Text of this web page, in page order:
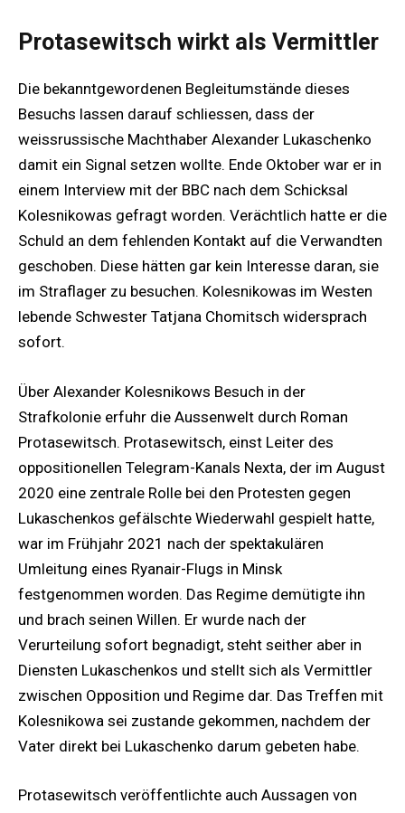
Protasewitsch wirkt als Vermittler
Die bekanntgewordenen Begleitumstände dieses
Besuchs lassen darauf schliessen, dass der
weissrussische Machthaber Alexander Lukaschenko
damit ein Signal setzen wollte. Ende Oktober war er in
einem Interview mit der BBC nach dem Schicksal
Kolesnikowas gefragt worden. Verächtlich hatte er die
Schuld an dem fehlenden Kontakt auf die Verwandten
geschoben. Diese hätten gar kein Interesse daran, sie
im Straflager zu besuchen. Kolesnikowas im Westen
lebende Schwester Tatjana Chomitsch widersprach
sofort.
Über Alexander Kolesnikows Besuch in der
Strafkolonie erfuhr die Aussenwelt durch Roman
Protasewitsch. Protasewitsch, einst Leiter des
oppositionellen Telegram-Kanals Nexta, der im August
2020 eine zentrale Rolle bei den Protesten gegen
Lukaschenkos gefälschte Wiederwahl gespielt hatte,
war im Frühjahr 2021 nach der spektakulären
Umleitung eines Ryanair-Flugs in Minsk
festgenommen worden. Das Regime demütigte ihn
und brach seinen Willen. Er wurde nach der
Verurteilung sofort begnadigt, steht seither aber in
Diensten Lukaschenkos und stellt sich als Vermittler
zwischen Opposition und Regime dar. Das Treffen mit
Kolesnikowa sei zustande gekommen, nachdem der
Vater direkt bei Lukaschenko darum gebeten habe.
Protasewitsch veröffentlichte auch Aussagen von